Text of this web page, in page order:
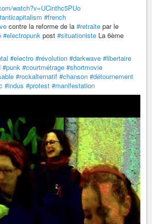
watch?v=UCinthc5PUo
#french
contre la reforme de la #retraite par le
#electropunk post #situationiste La 6ème
#electro #révolution #darkwave #libertaire
#punk #courtmétrage #shortmovie
#rockalternatif #chanson #détournement
#indus #protest #manifestation